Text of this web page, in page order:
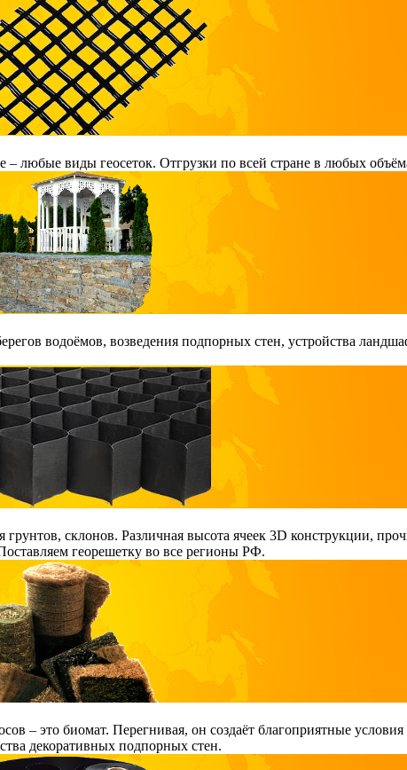
любые виды геосеток. Отгрузки по всей стране в любых
водоёмов, возведения подпорных стен, устройства
склонов. Различная высота ячеек 3D конструкции,
георешетку во все регионы РФ.
– это биомат. Перегнивая, он создаёт благоприятные
декоративных подпорных стен.